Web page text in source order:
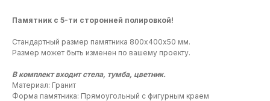
Памятник с 5-ти сторонней полировкой!
Стандартный размер памятника 800х400х50 мм.
Размер может быть изменен по вашему проекту.
В комплект входит стела, тумба, цветник.
Материал: Гранит
Форма памятника: Прямоугольный с фигурным краем